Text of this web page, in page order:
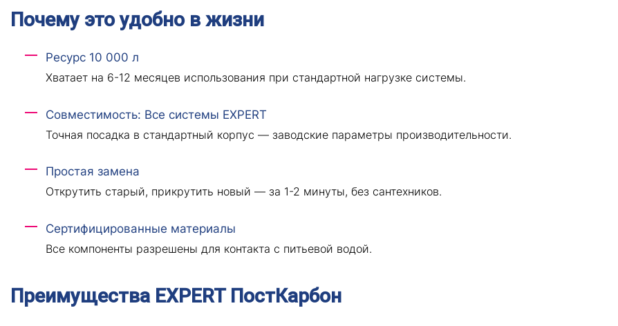
Почему это удобно в жизни
Ресурс 10 000 л
Хватает на 6-12 месяцев использования при стандартной нагрузке системы.
Совместимость: Все системы EXPERT
Точная посадка в стандартный корпус — заводские параметры производительности.
Простая замена
Открутить старый, прикрутить новый — за 1-2 минуты, без сантехников.
Сертифицированные материалы
Все компоненты разрешены для контакта с питьевой водой.
Преимущества EXPERT ПостКарбон